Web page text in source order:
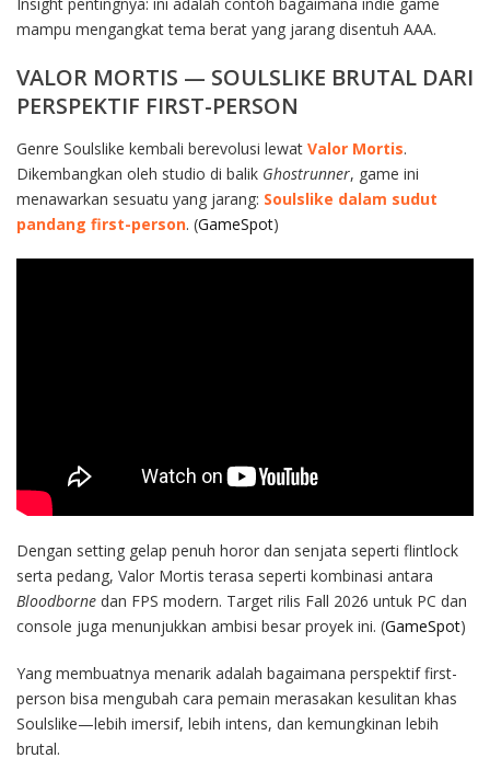
mampu mengangkat tema berat yang jarang disentuh AAA.
VALOR MORTIS — SOULSLIKE BRUTAL DARI
PERSPEKTIF FIRST-PERSON
Genre Soulslike kembali berevolusi lewat Valor Mortis.
Dikembangkan oleh studio di balik Ghostrunner, game ini
menawarkan sesuatu yang jarang: Soulslike dalam sudut
pandang first-person. (GameSpot)
Dengan setting gelap penuh horor dan senjata seperti flintlock
serta pedang, Valor Mortis terasa seperti kombinasi antara
Bloodborne dan FPS modern. Target rilis Fall 2026 untuk PC dan
console juga menunjukkan ambisi besar proyek ini. (GameSpot)
Yang membuatnya menarik adalah bagaimana perspektif first-
person bisa mengubah cara pemain merasakan kesulitan khas
Soulslike—lebih imersif, lebih intens, dan kemungkinan lebih
brutal.